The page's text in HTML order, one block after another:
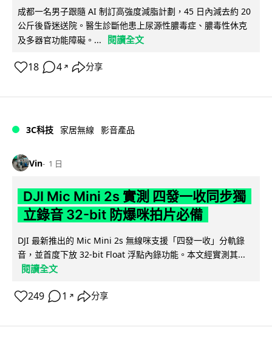
成都一名男子跟隨 AI 制訂高強度減脂計劃，45 日內減去約 20
公斤後昏迷送院。醫生診斷他患上尿源性膿毒症、膿毒性休克
及多器官功能障礙。...
閱讀全文
18 4 ↗ 分享
3C科技 家居無線 影音產品
Vin 1 日
DJI Mic Mini 2s 實測 四發一收同步獨
立錄音 32-bit 防爆咪拍片必備
DJI 最新推出的 Mic Mini 2s 無線咪支援「四發一收」分軌錄
音，並首度下放 32-bit Float 浮點內錄功能。本文經實測其...
閱讀全文
249 1 ↗ 分享